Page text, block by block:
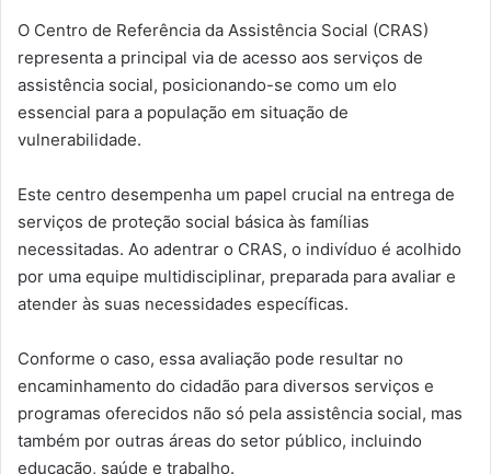
O Centro de Referência da Assistência Social (CRAS)
representa a principal via de acesso aos serviços de
assistência social, posicionando-se como um elo
essencial para a população em situação de
vulnerabilidade.
Este centro desempenha um papel crucial na entrega de
serviços de proteção social básica às famílias
necessitadas. Ao adentrar o CRAS, o indivíduo é acolhido
por uma equipe multidisciplinar, preparada para avaliar e
atender às suas necessidades específicas.
Conforme o caso, essa avaliação pode resultar no
encaminhamento do cidadão para diversos serviços e
programas oferecidos não só pela assistência social, mas
também por outras áreas do setor público, incluindo
educação, saúde e trabalho.